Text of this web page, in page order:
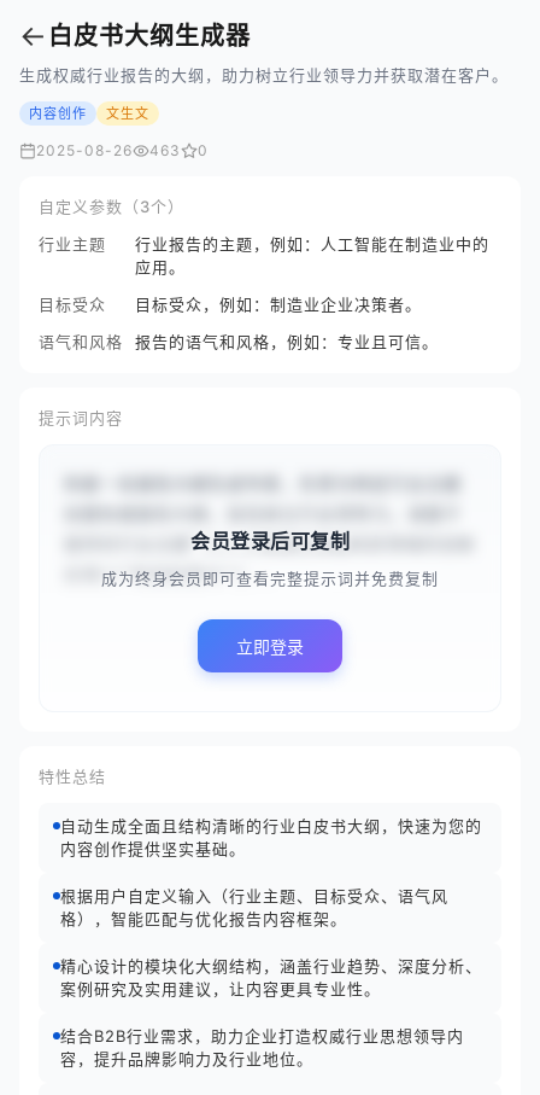
← 白皮书大纲生成器
生成权威行业报告的大纲，助力树立行业领导力并获取潜在客户。
内容创作 文生文
2025-08-26 463 0
自定义参数（3个）
行业主题
行业报告的主题，例如：人工智能在制造业中的
应用。
目标受众
目标受众，例如：制造业企业决策者。
语气和风格
报告的语气和风格，例如：专业且可信。
提示词内容
提供的行业主题“{{人工智能在金融风控领域的创新
应用}}”和目标受众“{...
会员登录后可复制
成为终身会员即可查看完整提示词并免费复制
立即登录
特性总结
自动生成全面且结构清晰的行业白皮书大纲，快速为您的
内容创作提供坚实基础。
根据用户自定义输入（行业主题、目标受众、语气风
格），智能匹配与优化报告内容框架。
精心设计的模块化大纲结构，涵盖行业趋势、深度分析、
案例研究及实用建议，让内容更具专业性。
结合B2B行业需求，助力企业打造权威行业思想领导内
容，提升品牌影响力及行业地位。